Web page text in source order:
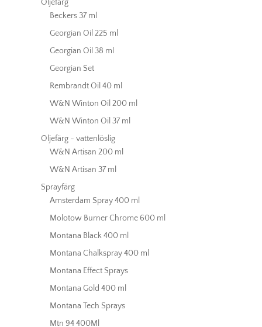
Oljefärg
Beckers 37 ml
Georgian Oil 225 ml
Georgian Oil 38 ml
Georgian Set
Rembrandt Oil 40 ml
W&N Winton Oil 200 ml
W&N Winton Oil 37 ml
Oljefärg - vattenlöslig
W&N Artisan 200 ml
W&N Artisan 37 ml
Sprayfärg
Amsterdam Spray 400 ml
Molotow Burner Chrome 600 ml
Montana Black 400 ml
Montana Chalkspray 400 ml
Montana Effect Sprays
Montana Gold 400 ml
Montana Tech Sprays
Mtn 94 400Ml